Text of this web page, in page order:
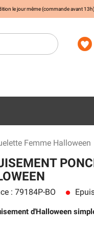
le jour même (commande avant 13h)
Femme Halloween
: 79184P-BO lens
d'Halloween